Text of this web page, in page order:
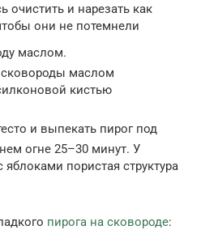
очистить и нарезать как
они не потемнели
маслом.
маслом
кистью
и выпекать пирог под
огне 25–30 минут. У
яблоками пористая структура
пирога на сковороде: